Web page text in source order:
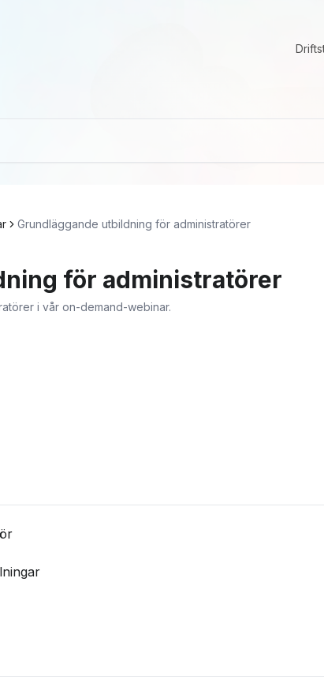
Grundläggande utbildning för administratörer
för administratörer
i vår on-demand-webinar.